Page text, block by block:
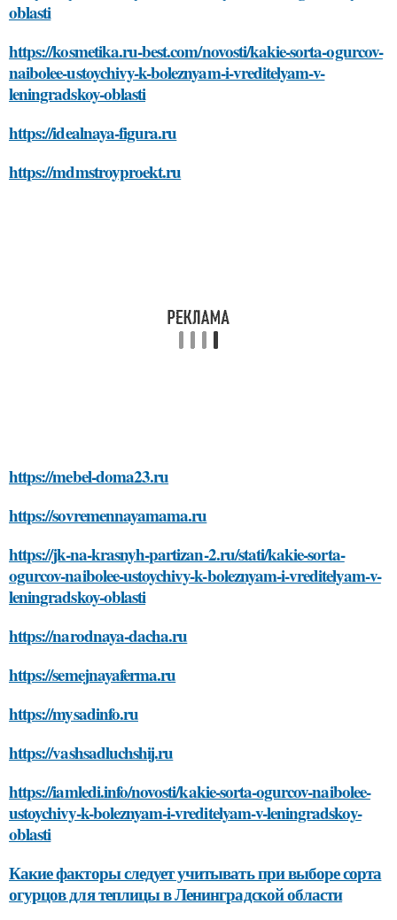
oblasti
https://kosmetika.ru-best.com/novosti/kakie-sorta-ogurcov-
naibolee-ustoychivy-k-boleznyam-i-vreditelyam-v-
leningradskoy-oblasti
https://idealnaya-figura.ru
https://mdmstroyproekt.ru
https://mebel-doma23.ru
https://sovremennayamama.ru
https://jk-na-krasnyh-partizan-2.ru/stati/kakie-sorta-
ogurcov-naibolee-ustoychivy-k-boleznyam-i-vreditelyam-v-
leningradskoy-oblasti
https://narodnaya-dacha.ru
https://semejnayaferma.ru
https://mysadinfo.ru
https://vashsadluchshij.ru
https://iamledi.info/novosti/kakie-sorta-ogurcov-naibolee-
ustoychivy-k-boleznyam-i-vreditelyam-v-leningradskoy-
oblasti
Какие факторы следует учитывать при выборе сорта
огурцов для теплицы в Ленинградской области